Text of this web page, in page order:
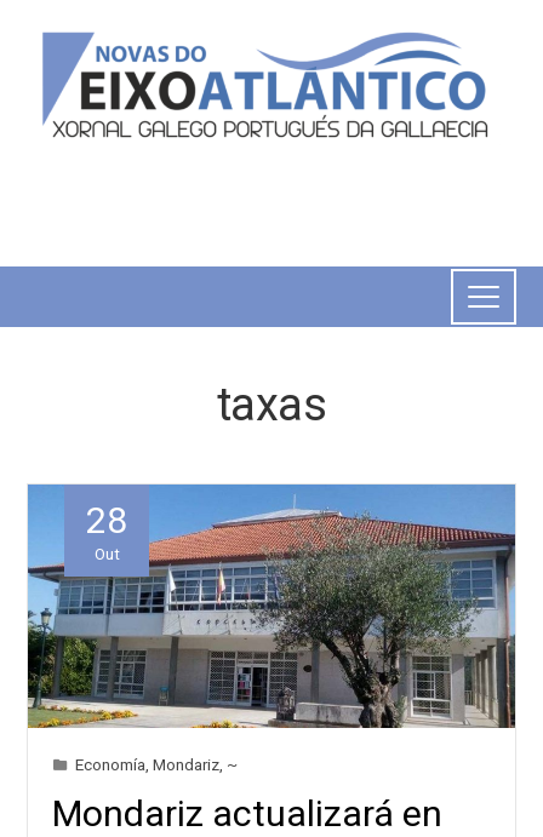
taxas
28
Out
Economía ,Mondariz ~
Mondariz actualizará en